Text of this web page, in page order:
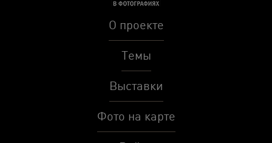
О проекте
Темы
Выставки
Фото на карте